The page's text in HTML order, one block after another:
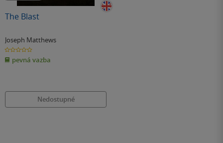
The Blast
Joseph Matthews
0.0
z
5
hvězdiček
pevná vazba
Nedostupné